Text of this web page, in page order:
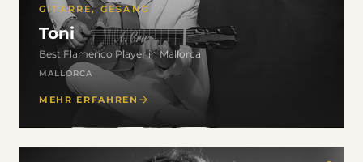
GITARRE, GESANG
Toni
Best Flamenco Player in Mallorca
MALLORCA
MEHR ERFAHREN